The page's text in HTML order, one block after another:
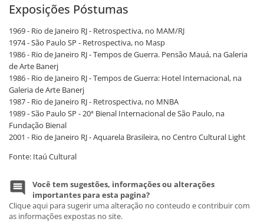
Exposições Póstumas
1969 - Rio de Janeiro RJ - Retrospectiva, no MAM/RJ
1974 - São Paulo SP - Retrospectiva, no Masp
1986 - Rio de Janeiro RJ - Tempos de Guerra. Pensão Mauá, na Galeria
de Arte Banerj
1986 - Rio de Janeiro RJ - Tempos de Guerra: Hotel Internacional, na
Galeria de Arte Banerj
1987 - Rio de Janeiro RJ - Retrospectiva, no MNBA
1989 - São Paulo SP - 20ª Bienal Internacional de São Paulo, na
Fundação Bienal
2001 - Rio de Janeiro RJ - Aquarela Brasileira, no Centro Cultural Light
Fonte: Itaú Cultural
Você tem sugestões, informações ou alterações
importantes para esta pagina?
Clique aqui para sugerir uma alteração no conteudo e contribuir com
as informações expostas no site.